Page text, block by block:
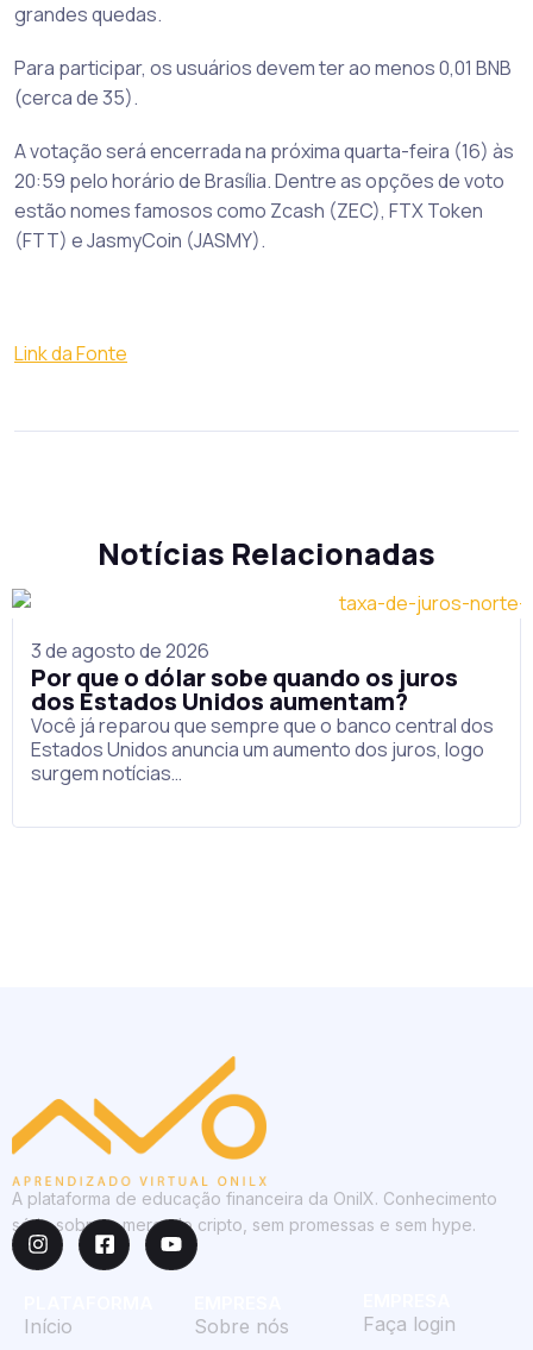
grandes quedas.
Para participar, os usuários devem ter ao menos 0,01 BNB
(cerca de 35).
A votação será encerrada na próxima quarta-feira (16) às
20:59 pelo horário de Brasília. Dentre as opções de voto
estão nomes famosos como Zcash (ZEC), FTX Token
(FTT) e JasmyCoin (JASMY).
Link da Fonte
Notícias Relacionadas
3 de agosto de 2026
Por que o dólar sobe quando os juros
dos Estados Unidos aumentam?
Você já reparou que sempre que o banco central dos
Estados Unidos anuncia um aumento dos juros, logo
surgem notícias…
A plataforma de educação financeira da OnilX. Conhecimento
sério sobre o mercado cripto, sem promessas e sem hype.
Início Sobre nós Faça login